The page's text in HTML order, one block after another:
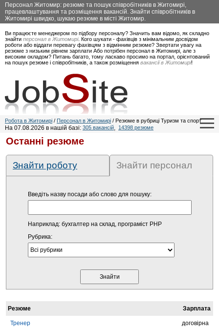
Персонал Житомир: резюме та пошук співробітників в Житомирі,
працевлаштування та розміщення вакансій. Знайти співробітників в
Житомирі швидко, шукаю резюме в місті Житомир.
Ви працюєте менеджером по підбору персоналу? Значить вам відомо, як складно
знайти персонал в Житомирі. Кого шукати - фахівців з мінімальним досвідом
роботи або віддати перевагу фахівцям з відмінним резюме? Звертати увагу на
резюме з низьким рівнем зарплати Або потрібен персонал в Житомирі, але з
високим окладом? Питань багато, тому ласкаво просимо на портал, орієнтований
на пошук резюме і співробітників, а також розміщення вакансії в Житомирі!
Робота в Житомирі / Персонал в Житомирі / Резюме в рубриці Туризм та спорт
На 07.08.2026 в нашій базі: 305 вакансій, 14398 резюме
Останні резюме
Знайти роботу Знайти персонал
Введіть назву посади або слово для пошуку:
Наприклад: бухгалтер на склад, програміст PHP
Рубрика:
Резюме Зарплата
Тренер договірна